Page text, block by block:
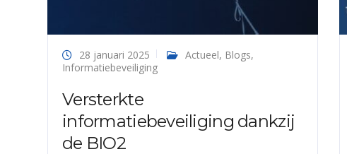
28 januari 2025 Actueel, Blogs,
Informatiebeveiliging
Versterkte
informatiebeveiliging dankzij
de BIO2